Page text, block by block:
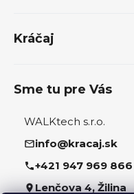
Kráčaj
Sme tu pre Vás
WALKtech s.r.o.
info@kracaj.sk
+421 947 969 866
Lenčova 4, Žilina